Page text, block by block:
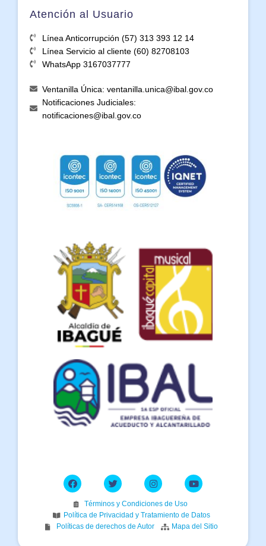
Atención al Usuario
Línea Anticorrupción (57) 313 393 12 14
Línea Servicio al cliente (60) 82708103
WhatsApp 3167037777
Ventanilla Única: ventanilla.unica@ibal.gov.co
Notificaciones Judiciales:
notificaciones@ibal.gov.co
Términos y Condiciones de Uso
Política de Privacidad y Tratamiento de Datos
Políticas de derechos de Autor
Mapa del Sitio